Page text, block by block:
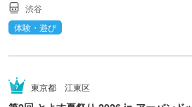
渋谷
体験・遊び
東京都 江東区